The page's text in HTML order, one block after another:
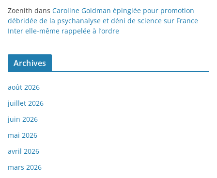
Zoenith dans Caroline Goldman épinglée pour promotion
débridée de la psychanalyse et déni de science sur France
Inter elle-même rappelée à l’ordre
Archives
août 2026
juillet 2026
juin 2026
mai 2026
avril 2026
mars 2026